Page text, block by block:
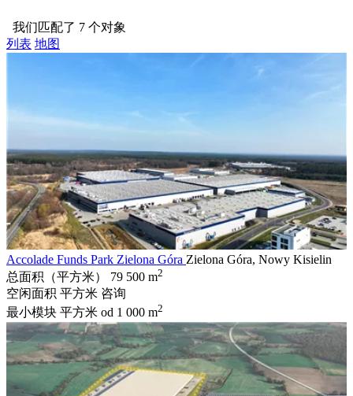
我们匹配了 7 个对象
列表 地图
Accolade Funds Park Zielona Góra Zielona Góra, Nowy Kisielin
总面积（平方米）
79 500 m2
空闲面积 平方米 咨询
最小模块 平方米 od 1 000 m2